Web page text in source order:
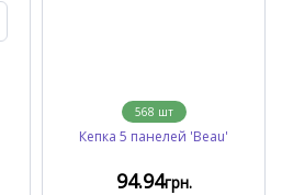
568 шт
Кепка 5 панелей 'Beau'
94.94грн.